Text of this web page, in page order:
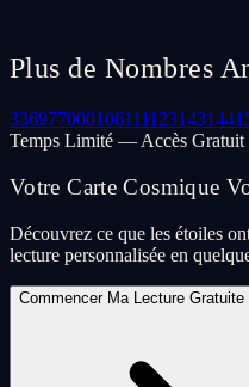
Plus de Nombres
336977000106111123143144
Temps Limité — Accès Gratuit
Votre Carte Cosmique
Découvrez ce que les étoiles
lecture personnalisée en
Commencer Ma Lecture Gratuite